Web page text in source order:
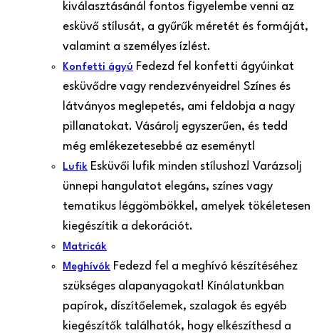
kiválasztásánál fontos figyelembe venni az
esküvő stílusát, a gyűrűk méretét és formáját,
valamint a személyes ízlést.
Konfetti ágyú Fedezd fel konfetti ágyúinkat
esküvődre vagy rendezvényeidre! Színes és
látványos meglepetés, ami feldobja a nagy
pillanatokat. Vásárolj egyszerűen, és tedd
még emlékezetesebbé az eseményt!
Lufik Esküvői lufik minden stílushoz! Varázsolj
ünnepi hangulatot elegáns, színes vagy
tematikus léggömbökkel, amelyek tökéletesen
kiegészítik a dekorációt.
Matricák
Meghívók Fedezd fel a meghívó készítéséhez
szükséges alapanyagokat! Kínálatunkban
papírok, díszítőelemek, szalagok és egyéb
kiegészítők találhatók, hogy elkészíthesd a